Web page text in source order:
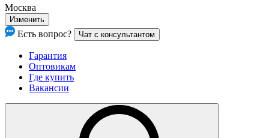
Москва
Изменить
Есть вопрос? Чат с консультантом
Гарантия
Оптовикам
Где купить
Вакансии